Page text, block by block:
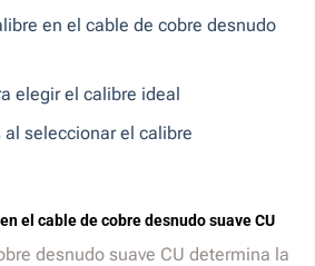
en el cable de cobre desnudo
elegir el calibre ideal
al seleccionar el calibre
el cable de cobre desnudo suave CU
desnudo suave CU determina la